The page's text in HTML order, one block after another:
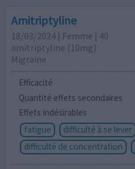
Amitriptyline
18/03/2024 | Femme | 40
amitriptyline (10mg)
Migraine
Efficacité
Quantité effets secondaires
Effets indésirables
fatigue
difficulté à se lever
difficulté de concentration